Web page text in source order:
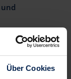
Über Cookies